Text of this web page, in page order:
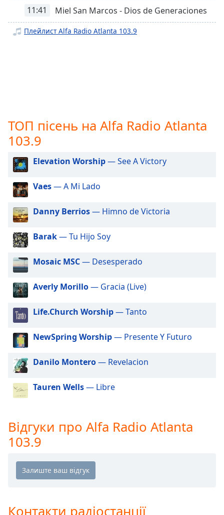
Subtitles
off,
selected
Track
in-
Picture
This
modal
window.
Beginning
window.
Escape
cancel
and
close
window.
Color
Color
11:41 Miel San Marcos - Dios de Generaciones
Плейлист Alfa Radio Atlanta 103.9
ТОП пісень на Alfa Radio Atlanta
103.9
Elevation Worship— See A Victory
Vaes— A Mi Lado
Danny Berrios— Himno de Victoria
Barak— Tu Hijo Soy
Mosaic MSC— Desesperado
Averly Morillo— Gracia (Live)
Life.Church Worship— Tanto
NewSpring Worship— Presente Y Futuro
Danilo Montero— Revelacion
Tauren Wells— Libre
Відгуки про Alfa Radio Atlanta
103.9
Контакти радіостанції